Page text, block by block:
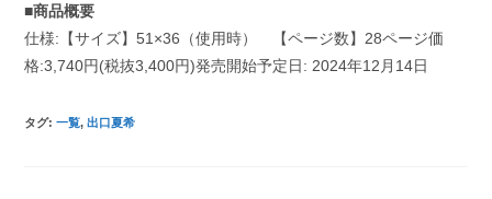
■商品概要
仕様:【サイズ】51×36（使用時） 【ページ数】28ページ価
格:3,740円(税抜3,400円)発売開始予定日: 2024年12月14日
タグ:一覧, 出口夏希